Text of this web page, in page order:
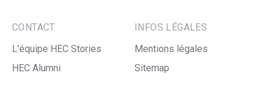
CONTACT
L'équipe HEC Stories
HEC Alumni
INFOS LÉGALES
Mentions légales
Sitemap